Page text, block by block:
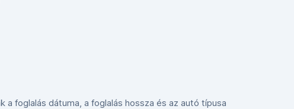
foglalás dátuma, a foglalás hossza és az autó típusa